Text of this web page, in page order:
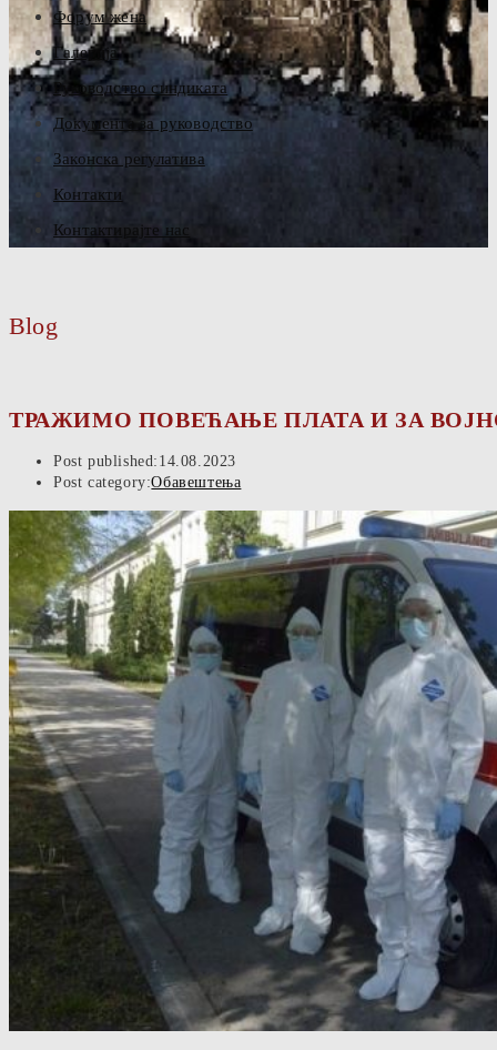
Форум жена
Галерија
Руководство синдиката
Документа за руководство
Законска регулатива
Контакти
Контактирајте нас
Blog
ТРАЖИМО ПОВЕЋАЊЕ ПЛАТА И ЗА
Post published: 14.08.2023
Post category:Обавештења